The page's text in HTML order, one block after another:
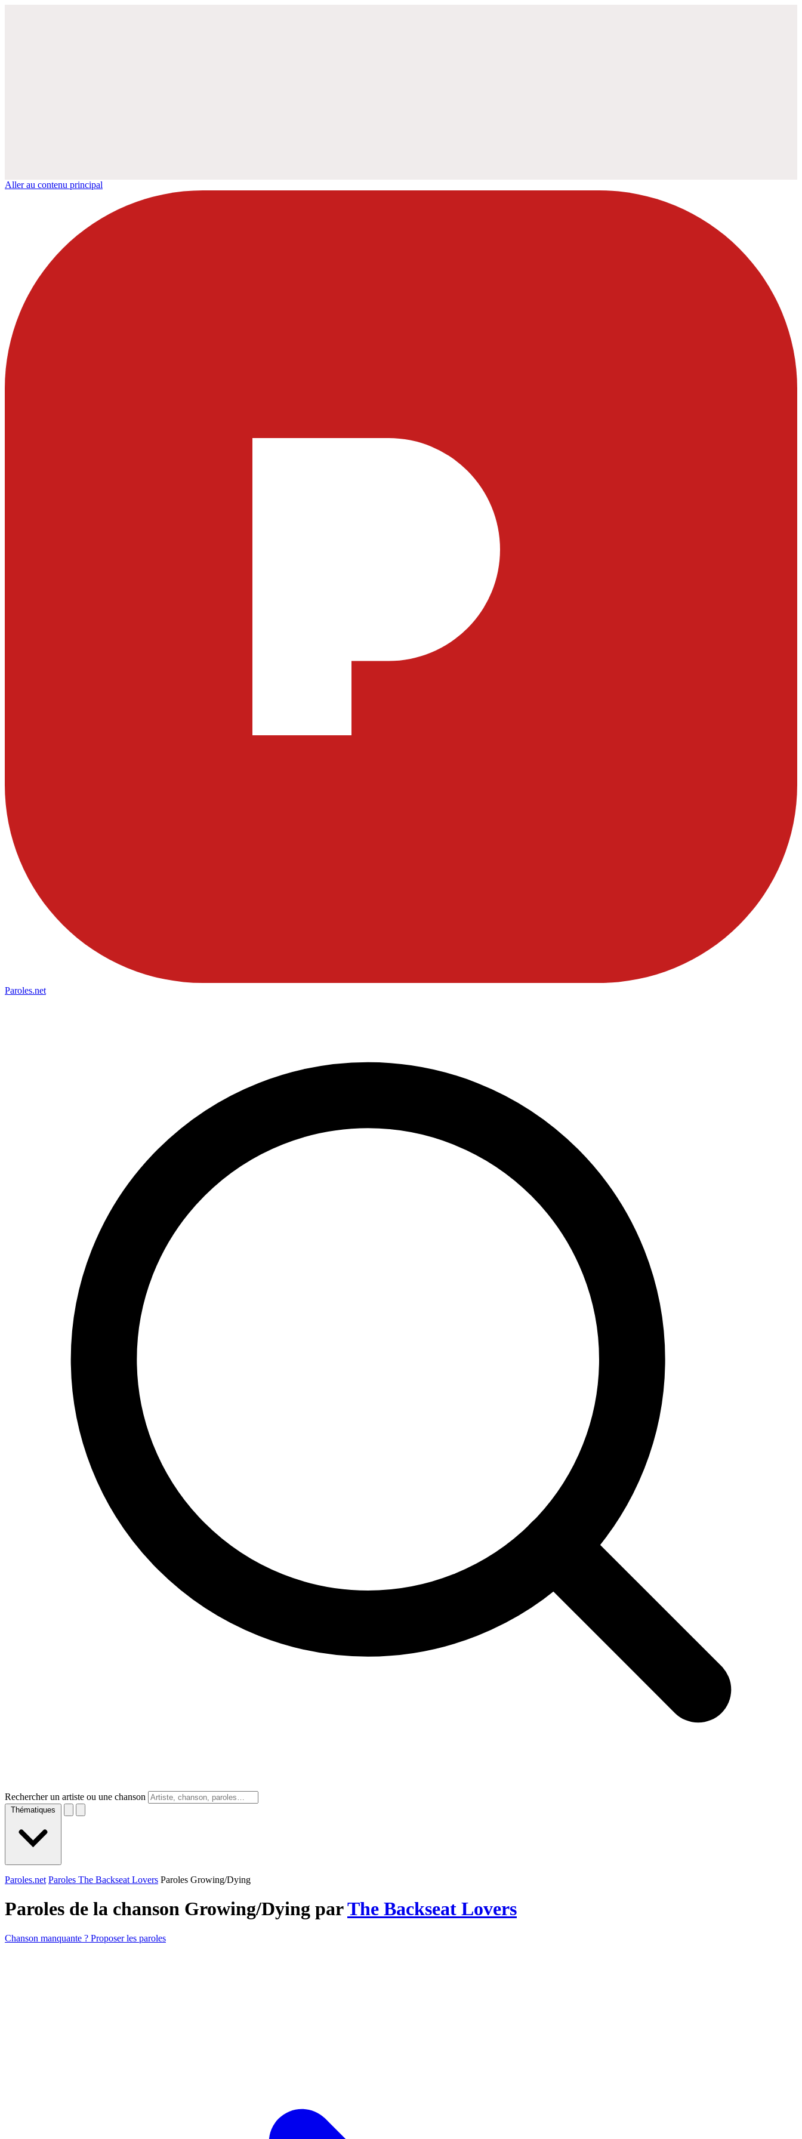
Aller au contenu principal
Paroles.net
Rechercher un artiste ou une chanson
Thématiques
Paroles.net Paroles The Backseat Lovers Paroles Growing/Dying
Paroles de la chanson Growing/Dying parThe Backseat Lovers
Chanson manquante ? Proposer les paroles